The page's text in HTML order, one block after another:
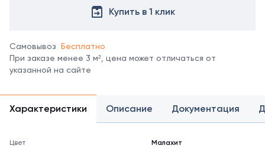
обратитесьКупить в 1 клик
Самовывоз Бесплатно
При заказе менее 3 м², цена может отличаться от
указанной на сайте
Характеристики Описание Документация
Цвет Малахит